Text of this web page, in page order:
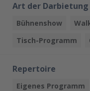
Art der Darbietung
Bühnenshow
Tisch-Programm
Repertoire
Eigenes Programm